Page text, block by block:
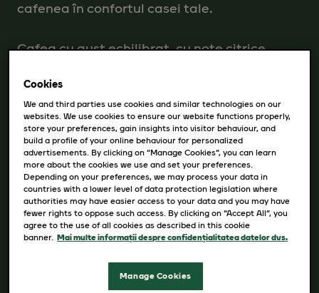
cafenea în confortul casei tale.
Cafea cu gust echilibrat, cu note citrice
Intensitate: 04/10
GRAMAJ
1KG
Cookies
We and third parties use cookies and similar technologies on our
websites. We use cookies to ensure our website functions properly,
store your preferences, gain insights into visitor behaviour, and
build a profile of your online behaviour for personalized
advertisements. By clicking on “Manage Cookies”, you can learn
more about the cookies we use and set your preferences.
Depending on your preferences, we may process your data in
countries with a lower level of data protection legislation where
authorities may have easier access to your data and you may have
fewer rights to oppose such access. By clicking on “Accept All”, you
agree to the use of all cookies as described in this cookie
banner. Mai multe informații despre confidențialitatea datelor dvs.
Manage Cookies